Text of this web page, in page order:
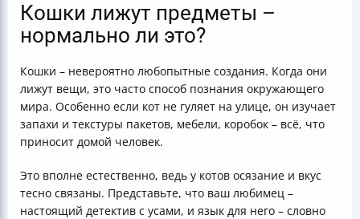
Кошки лижут предметы –
нормально ли это?
Кошки – невероятно любопытные создания. Когда они
лижут вещи, это часто способ познания окружающего
мира. Особенно если кот не гуляет на улице, он изучает
запахи и текстуры пакетов, мебели, коробок – всё, что
приносит домой человек.
Это вполне естественно, ведь у котов осязание и вкус
тесно связаны. Представьте, что ваш любимец –
настоящий детектив с усами, и язык для него – словно